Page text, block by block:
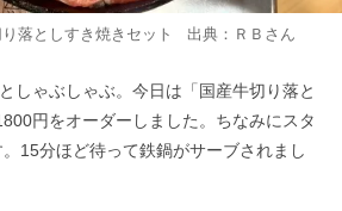
り落としすき焼きセット 出典： ＲＢ さん
しゃぶしゃぶ。今日は「国産牛切り落と
円をオーダーしました。ちなみにスタ
15分ほど待って鉄鍋がサーブされまし